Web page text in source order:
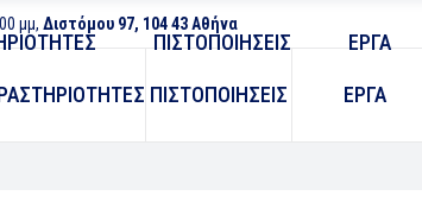
μμ, Διστόμου 97, 104 43 Αθήνα
ΠΙΣΤΟΠΟΙΗΣΕΙΣ ΕΡΓΑ
ΠΙΣΤΟΠΟΙΗΣΕΙΣ ΕΡΓΑ